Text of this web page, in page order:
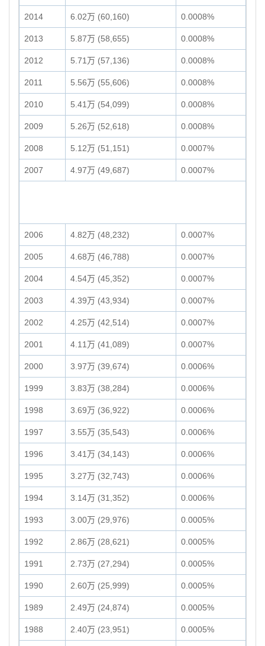
2014 6.02万 (60,160) 0.0008%
2013 5.87万 (58,655) 0.0008%
2012 5.71万 (57,136) 0.0008%
2011 5.56万 (55,606) 0.0008%
2010 5.41万 (54,099) 0.0008%
2009 5.26万 (52,618) 0.0008%
2008 5.12万 (51,151) 0.0007%
2007 4.97万 (49,687) 0.0007%
2006 4.82万 (48,232) 0.0007%
2005 4.68万 (46,788) 0.0007%
2004 4.54万 (45,352) 0.0007%
2003 4.39万 (43,934) 0.0007%
2002 4.25万 (42,514) 0.0007%
2001 4.11万 (41,089) 0.0007%
2000 3.97万 (39,674) 0.0006%
1999 3.83万 (38,284) 0.0006%
1998 3.69万 (36,922) 0.0006%
1997 3.55万 (35,543) 0.0006%
1996 3.41万 (34,143) 0.0006%
1995 3.27万 (32,743) 0.0006%
1994 3.14万 (31,352) 0.0006%
1993 3.00万 (29,976) 0.0005%
1992 2.86万 (28,621) 0.0005%
1991 2.73万 (27,294) 0.0005%
1990 2.60万 (25,999) 0.0005%
1989 2.49万 (24,874) 0.0005%
1988 2.40万 (23,951) 0.0005%